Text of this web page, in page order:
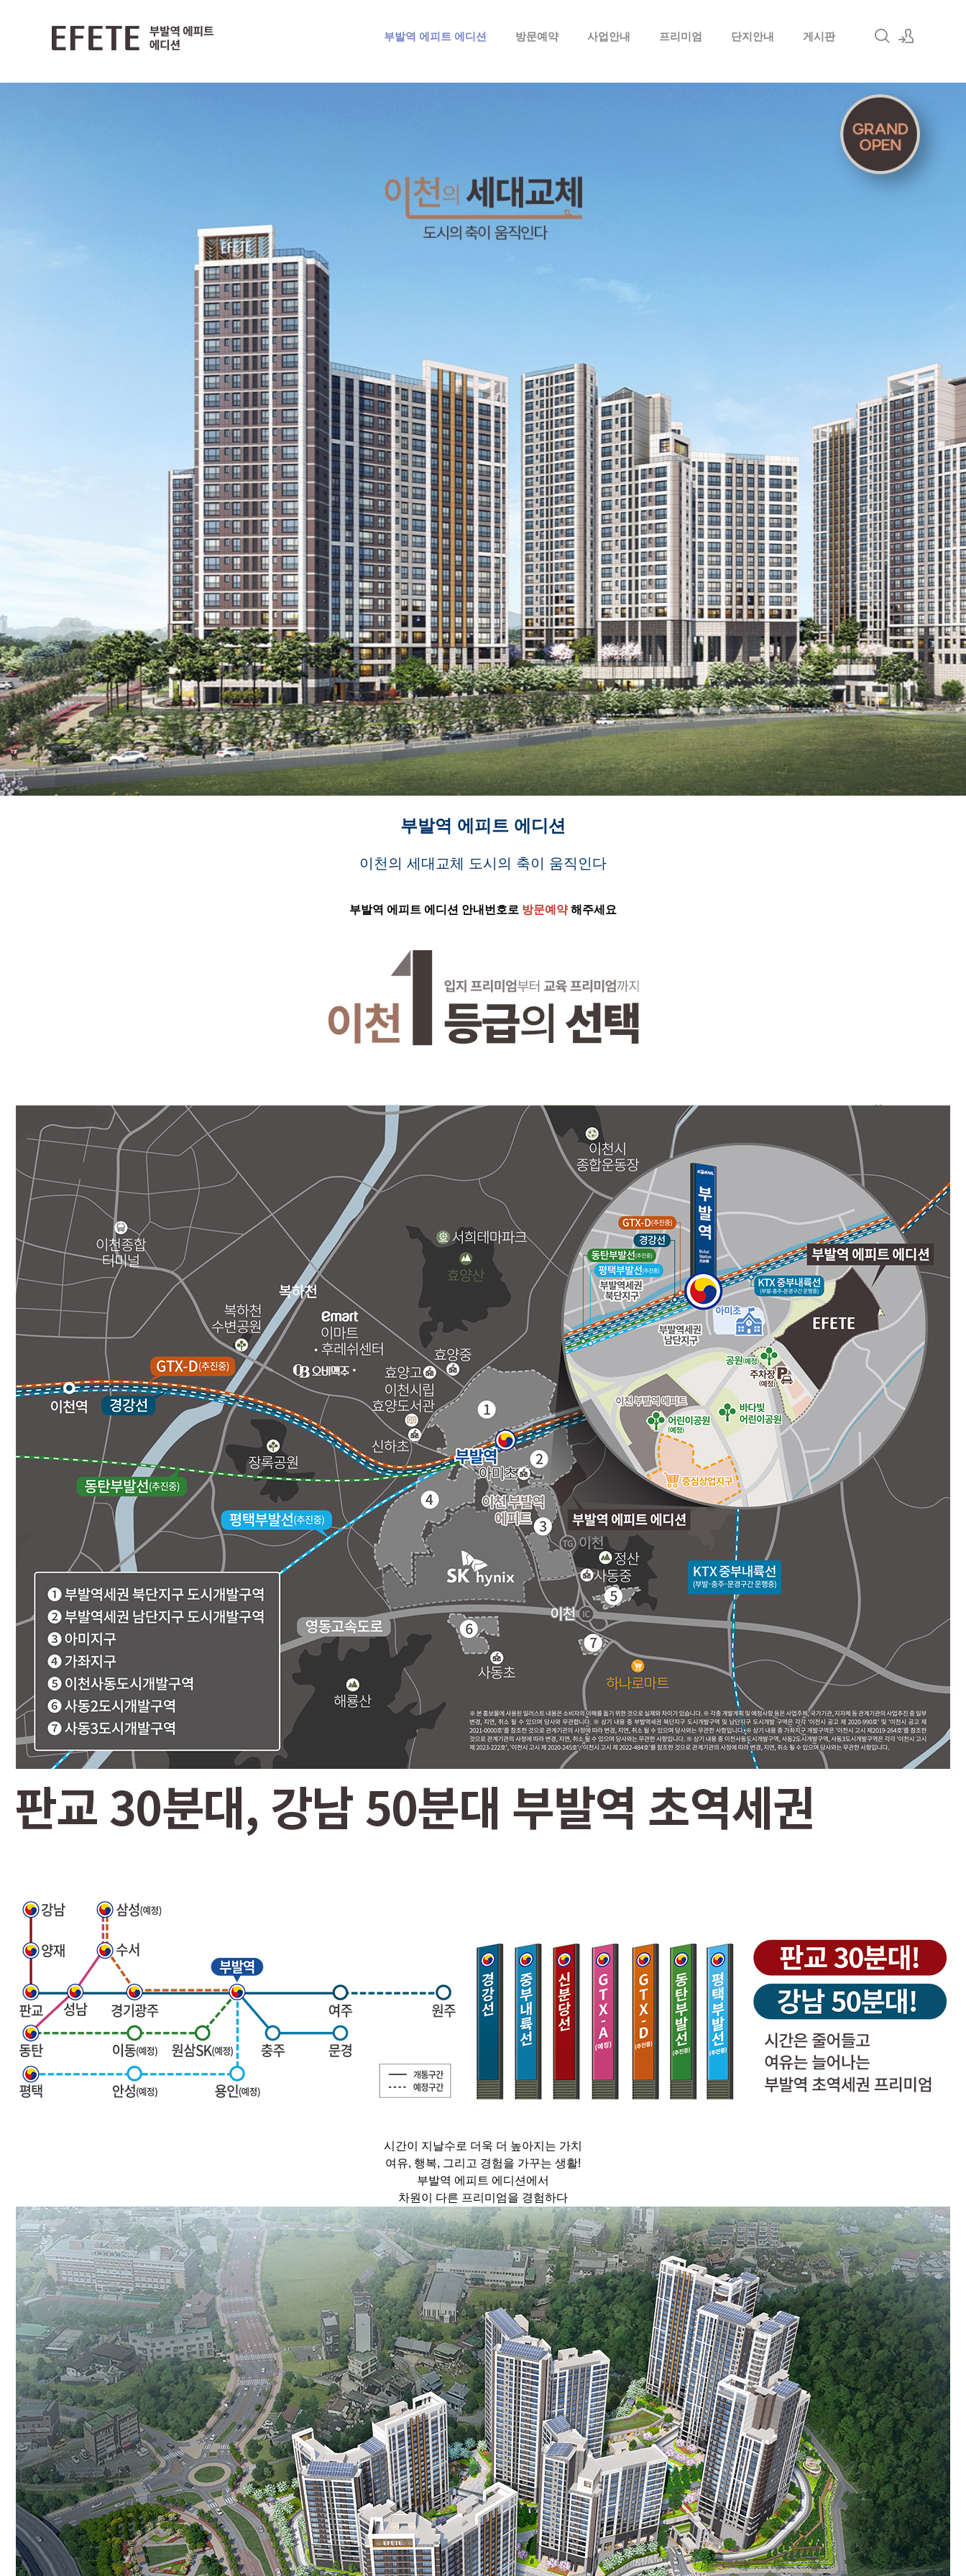
회원가입
부발역 에피트 에디션 방문예약 사업안내 프리미엄 단지안내 게시판
부발역 에피트 에디션
이천의 세대교체 도시의 축이 움직인다
부발역 에피트 에디션 안내번호로 방문예약해주세요
시간이 지날수로 더욱 더 높아지는 가치
여유, 행복, 그리고 경험을 가꾸는 생활!
부발역 에피트 에디션에서
차원이 다른 프리미엄을 경험하다